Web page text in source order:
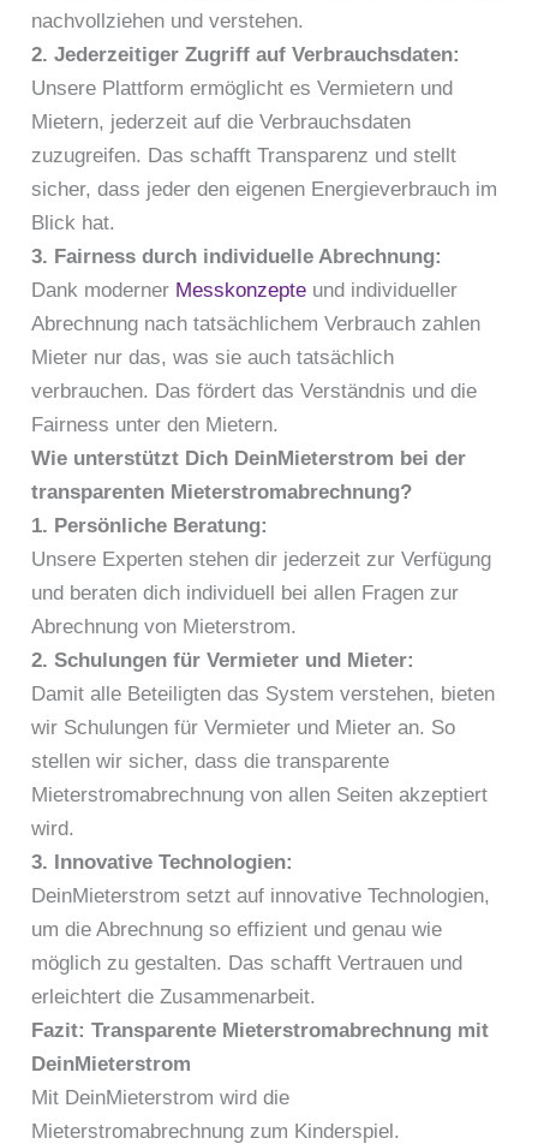
nachvollziehen und verstehen.
2. Jederzeitiger Zugriff auf Verbrauchsdaten:
Unsere Plattform ermöglicht es Vermietern und
Mietern, jederzeit auf die Verbrauchsdaten
zuzugreifen. Das schafft Transparenz und stellt
sicher, dass jeder den eigenen Energieverbrauch im
Blick hat.
3. Fairness durch individuelle Abrechnung:
Dank moderner Messkonzepte und individueller
Abrechnung nach tatsächlichem Verbrauch zahlen
Mieter nur das, was sie auch tatsächlich
verbrauchen. Das fördert das Verständnis und die
Fairness unter den Mietern.
Wie unterstützt Dich DeinMieterstrom bei der
transparenten Mieterstromabrechnung?
1. Persönliche Beratung:
Unsere Experten stehen dir jederzeit zur Verfügung
und beraten dich individuell bei allen Fragen zur
Abrechnung von Mieterstrom.
2. Schulungen für Vermieter und Mieter:
Damit alle Beteiligten das System verstehen, bieten
wir Schulungen für Vermieter und Mieter an. So
stellen wir sicher, dass die transparente
Mieterstromabrechnung von allen Seiten akzeptiert
wird.
3. Innovative Technologien:
DeinMieterstrom setzt auf innovative Technologien,
um die Abrechnung so effizient und genau wie
möglich zu gestalten. Das schafft Vertrauen und
erleichtert die Zusammenarbeit.
Fazit: Transparente Mieterstromabrechnung mit
DeinMieterstrom
Mit DeinMieterstrom wird die
Mieterstromabrechnung zum Kinderspiel.